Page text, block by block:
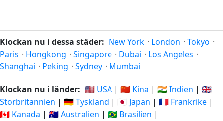
Klockan nu i dessa städer: New York · London · Tokyo ·
Paris · Hongkong · Singapore · Dubai · Los Angeles ·
Shanghai · Peking · Sydney · Mumbai
Klockan nu i länder: 🇺🇸 USA | 🇨🇳 Kina | 🇮🇳 Indien | 🇬🇧
Storbritannien | 🇩🇪 Tyskland | 🇯🇵 Japan | 🇫🇷 Frankrike |
🇨🇦 Kanada | 🇦🇺 Australien | 🇧🇷 Brasilien |